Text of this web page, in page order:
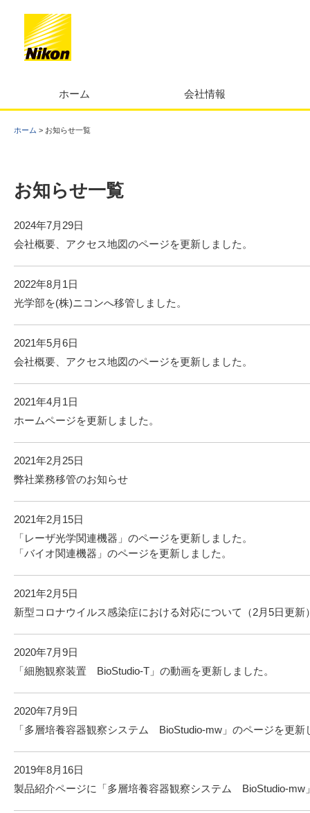
ホーム 会社情報
ホーム > お知らせ一覧
お知らせ一覧
2024年7月29日
会社概要、アクセス地図のページを更新しました。
2022年8月1日
光学部を(株)ニコンへ移管しました。
2021年5月6日
会社概要、アクセス地図のページを更新しました。
2021年4月1日
ホームページを更新しました。
2021年2月25日
弊社業務移管のお知らせ
2021年2月15日
「レーザ光学関連機器」のページを更新しました。
「バイオ関連機器」のページを更新しました。
2021年2月5日
新型コロナウイルス感染症における対応について（2月5日更新
2020年7月9日
「細胞観察装置 BioStudio-T」の動画を更新しました。
2020年7月9日
「多層培養容器観察システム BioStudio-mw」のページを更新
2019年8月16日
製品紹介ページに「多層培養容器観察システム BioStudio-mw